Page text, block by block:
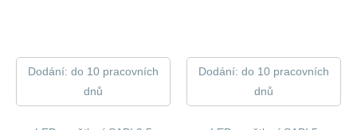
Dodání: do 10 pracovních
dnů
Dodání: do 10 pracovních
dnů